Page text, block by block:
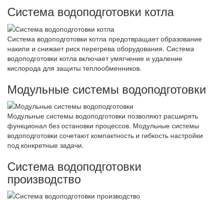
Система водоподготовки котла
Система водоподготовки котла предотвращает образование
накипи и снижает риск перегрева оборудования. Система
водоподготовки котла включает умягчение и удаление
кислорода для защиты теплообменников.
Модульные системы водоподготовки
Модульные системы водоподготовки позволяют расширять
функционал без остановки процессов. Модульные системы
водоподготовки сочетают компактность и гибкость настройки
под конкретные задачи.
Система водоподготовки
производство